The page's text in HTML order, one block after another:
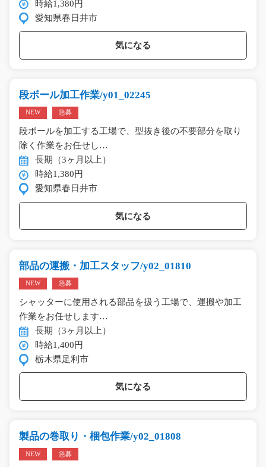
時給1,380円
愛知県春日井市
気になる
段ボール加工作業/y01_02245
NEW 急募
段ボールを加工する工場で、型抜き後の不要部分を取り
除く作業をお任せし…
長期（3ヶ月以上）
時給1,380円
愛知県春日井市
気になる
部品の運搬・加工スタッフ/y02_01810
NEW 急募
シャッターに使用される部品を扱う工場で、運搬や加工
作業をお任せします…
長期（3ヶ月以上）
時給1,400円
栃木県足利市
気になる
製品の巻取り・梱包作業/y02_01808
NEW 急募